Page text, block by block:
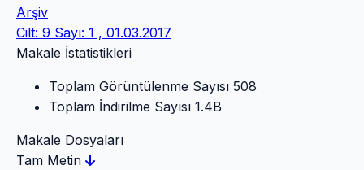
Arşiv
Cilt: 9 Sayı: 1 , 01.03.2017
Makale İstatistikleri
Toplam Görüntülenme Sayısı 508
Toplam İndirilme Sayısı 1.4B
Makale Dosyaları
Tam Metin